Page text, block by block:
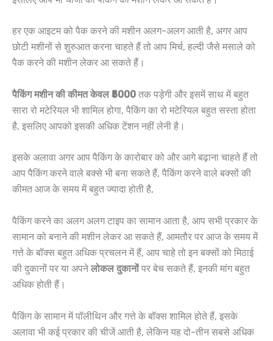
हर एक आइटम को पैक करने की मशीन अलग-अलग आती है, अगर आप
छोटी मशीनों से शुरुआत करना चाहते हैं तो आप मिर्च, हल्दी जैसे मसाले को
पैक करने की मशीन लेकर आ सकते हैं।
पैकिंग मशीन की कीमत केवल ₹5000 तक पड़ेगी और इसमें साथ में बहुत
सारा रो मटेरियल भी शामिल होगा, पैकिंग का रो मटेरियल बहुत सस्ता होता
है, इसलिए आपको इसकी अधिक टेंशन नहीं लेनी है।
इसके अलावा अगर आप पैकिंग के कारोबार को और आगे बढ़ाना चाहते हैं तो
आप पैकिंग करने वाले बक्से भी बना सकते हैं, पैकिंग करने वाले बक्सों की
कीमत आज के समय में बहुत ज्यादा होती है,
पैकिंग करने का अलग अलग टाइप का सामान आता है, आप सभी प्रकार के
सामान को बनाने की मशीन लेकर आ सकते हैं, आमतौर पर आज के समय में
गत्ते के बॉक्स बहुत अधिक प्रचलन में हैं, आप चाहे तो इन बक्सों को मिठाई
की दुकानों पर या अपनेलोकल दुकानोंपर बेच सकते हैं, इनकी मांग बहुत
अधिक होती हैं।
पैकिंग के सामान में पॉलीथिन और गत्ते के बॉक्स शामिल होते हैं, इसके
अलावा भी कई प्रकार की चीजें आती है, लेकिन यह दो-तीन सबसे अधिक